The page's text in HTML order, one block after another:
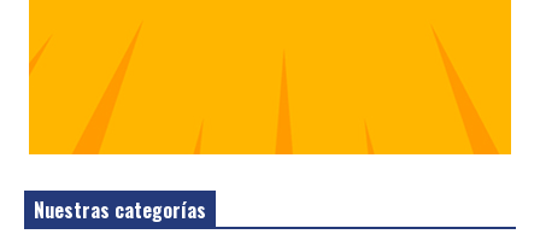
Nuestras categorías